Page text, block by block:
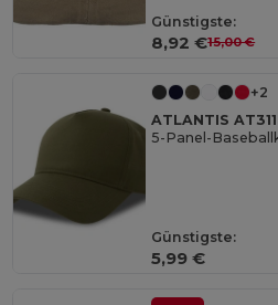
Günstigste:
8,92 €15,00 €
+2
ATLANTIS AT311
5-Panel-
Günstigste:
5,99 €